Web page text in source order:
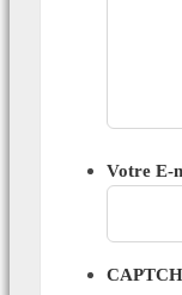
Votre E-